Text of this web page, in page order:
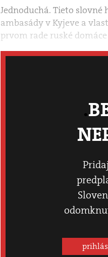
Jednoduchá. Tieto slovné
ambasády v Kyjeve a
prvom rade ruské